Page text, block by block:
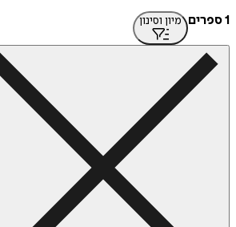
1 ספרים
מיון וסינון